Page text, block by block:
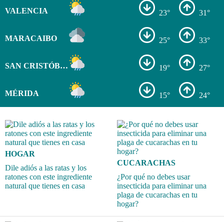
VALENCIA 23° 31°
MARACAIBO 25° 33°
SAN CRISTÓBAL 19° 27°
MÉRIDA 15° 24°
HOGAR
Dile adiós a las ratas y los
ratones con este ingrediente
natural que tienes en casa
CUCARACHAS
¿Por qué no debes usar
insecticida para eliminar una
plaga de cucarachas en tu
hogar?